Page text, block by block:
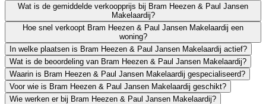
Wat is de gemiddelde verkoopprijs bij Bram Heezen & Paul Jansen
Makelaardij?
Hoe snel verkoopt Bram Heezen & Paul Jansen Makelaardij een
woning?
In welke plaatsen is Bram Heezen & Paul Jansen Makelaardij actief?
Wat is de beoordeling van Bram Heezen & Paul Jansen Makelaardij?
Waarin is Bram Heezen & Paul Jansen Makelaardij gespecialiseerd?
Voor wie is Bram Heezen & Paul Jansen Makelaardij geschikt?
Wie werken er bij Bram Heezen & Paul Jansen Makelaardij?